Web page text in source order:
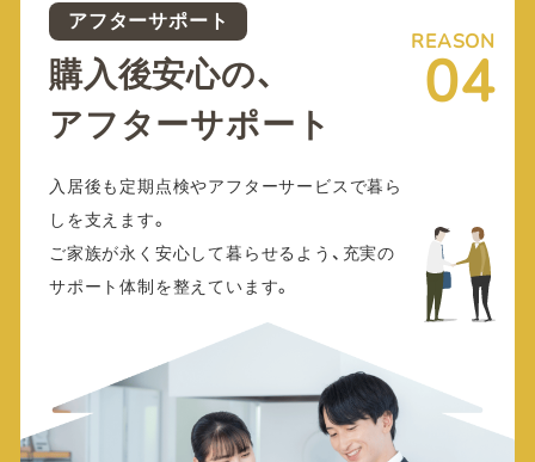
REASON
04
アフターサポート
購入後安心の、
アフターサポート
入居後も定期点検やアフターサービスで暮ら
しを支えます。
ご家族が永く安心して暮らせるよう、充実の
サポート体制を整えています。